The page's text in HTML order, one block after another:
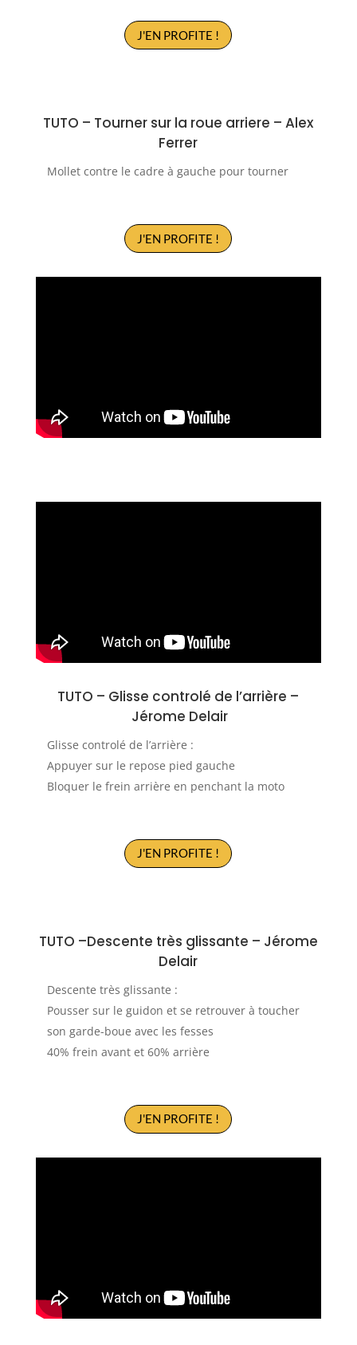
J'EN PROFITE !
TUTO – Tourner sur la roue arriere –Alex
Ferrer
Mollet contre le cadre à gauche pour tourner
J'EN PROFITE !
TUTO – Glisse controlé de l’arrière –
Jérome Delair
Glisse controlé de l’arrière :
Appuyer sur le repose pied gauche
Bloquer le frein arrière en penchant la moto
J'EN PROFITE !
TUTO –Descente très glissante – Jérome
Delair
Descente très glissante :
Pousser sur le guidon et se retrouver à toucher
son garde-boue avec les fesses
40% frein avant et 60% arrière
J'EN PROFITE !